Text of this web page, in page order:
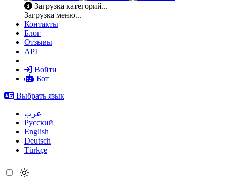
Загрузка категорий...
Загрузка меню...
Контакты
Блог
Отзывы
API
Войти
Бот
Выбрать язык
عرب
Русский
English
Deutsch
Türkçe